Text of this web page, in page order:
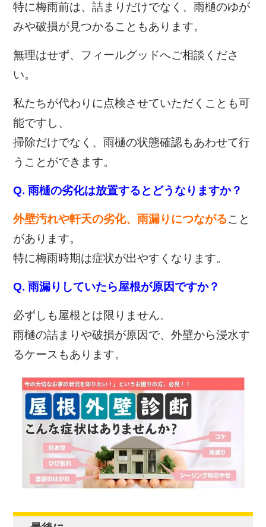
特に梅雨前は、詰まりだけでなく、雨樋のゆが
みや破損が見つかることもあります。
無理はせず、フィールグッドへご相談くださ
い。
私たちが代わりに点検させていただくことも可
能ですし、
掃除だけでなく、雨樋の状態確認もあわせて行
うことができます。
Q. 雨樋の劣化は放置するとどうなりますか？
外壁汚れや軒天の劣化、雨漏りにつながること
があります。
特に梅雨時期は症状が出やすくなります。
Q. 雨漏りしていたら屋根が原因ですか？
必ずしも屋根とは限りません。
雨樋の詰まりや破損が原因で、外壁から浸水す
るケースもあります。